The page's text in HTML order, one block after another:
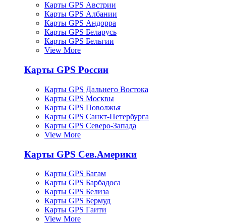
Карты GPS Австрии
Карты GPS Албании
Карты GPS Андорра
Карты GPS Беларусь
Карты GPS Бельгии
View More
Карты GPS России
Карты GPS Дальнего Востока
Карты GPS Москвы
Карты GPS Поволжья
Карты GPS Санкт-Петербурга
Карты GPS Северо-Запада
View More
Карты GPS Сев.Америки
Карты GPS Багам
Карты GPS Барбадоса
Карты GPS Белиза
Карты GPS Бермуд
Карты GPS Гаити
View More